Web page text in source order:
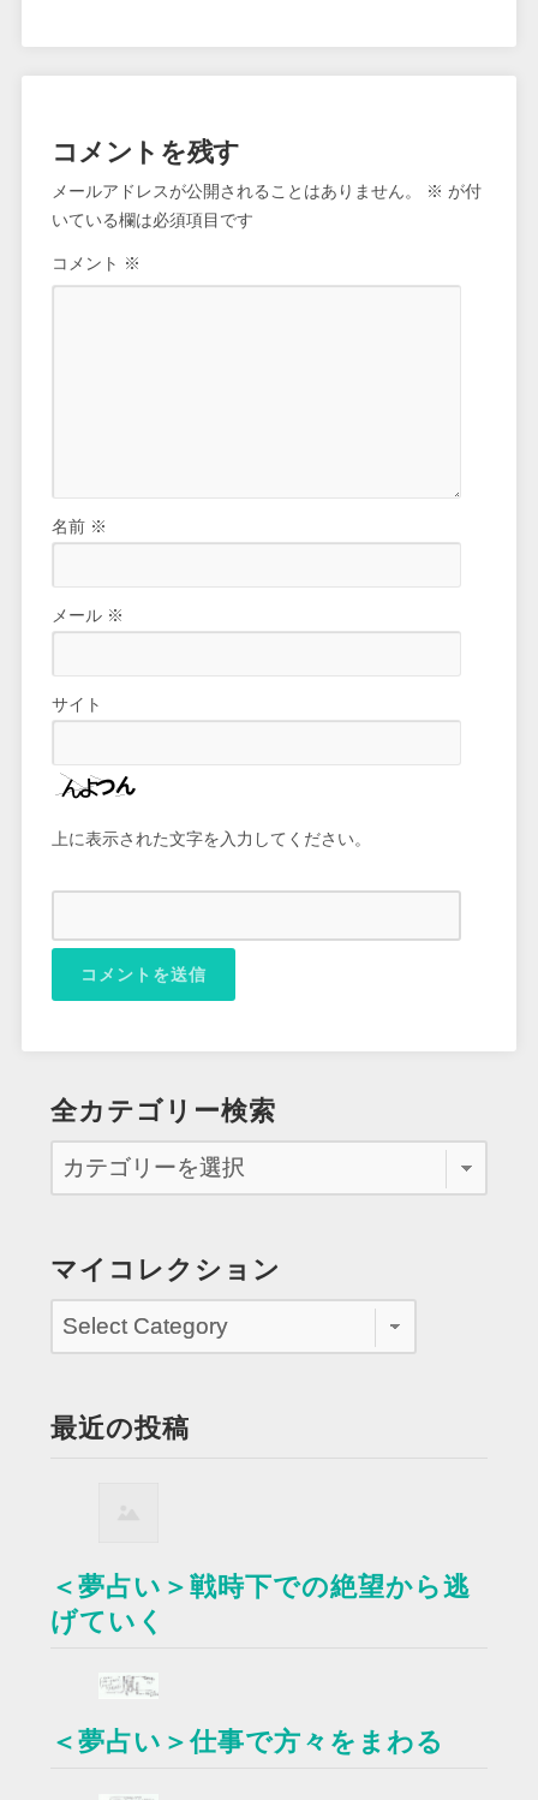
コメントを残す
メールアドレスが公開されることはありません。 ※ が付
いている欄は必須項目です
コメント ※
名前 ※
メール ※
サイト
上に表示された文字を入力してください。
全カテゴリー検索
マイコレクション
最近の投稿
＜夢占い＞戦時下での絶望から逃
げていく
＜夢占い＞仕事で方々をまわる